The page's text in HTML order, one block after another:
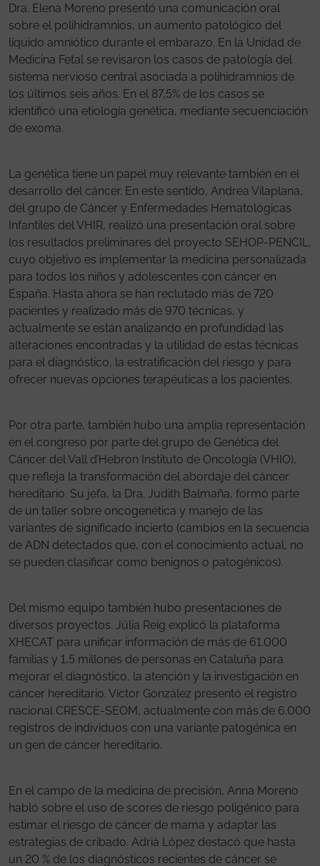
Dra. Elena Moreno presentó una comunicación oral
sobre el polihidramnios, un aumento patológico del
líquido amniótico durante el embarazo. En la Unidad de
Medicina Fetal se revisaron los casos de patología del
sistema nervioso central asociada a polihidramnios de
los últimos seis años. En el 87,5% de los casos se
identificó una etiología genética, mediante secuenciación
de exoma.
La genética tiene un papel muy relevante también en el
desarrollo del cáncer. En este sentido, Andrea Vilaplana,
del grupo de Cáncer y Enfermedades Hematológicas
Infantiles del VHIR, realizó una presentación oral sobre
los resultados preliminares del proyecto SEHOP-PENCIL,
cuyo objetivo es implementar la medicina personalizada
para todos los niños y adolescentes con cáncer en
España. Hasta ahora se han reclutado más de 720
pacientes y realizado más de 970 técnicas, y
actualmente se están analizando en profundidad las
alteraciones encontradas y la utilidad de estas técnicas
para el diagnóstico, la estratificación del riesgo y para
ofrecer nuevas opciones terapéuticas a los pacientes.
Por otra parte, también hubo una amplia representación
en el congreso por parte del grupo de Genética del
Cáncer del Vall d’Hebron Instituto de Oncología (VHIO),
que refleja la transformación del abordaje del cáncer
hereditario. Su jefa, la Dra. Judith Balmaña, formó parte
de un taller sobre oncogenética y manejo de las
variantes de significado incierto (cambios en la secuencia
de ADN detectados que, con el conocimiento actual, no
se pueden clasificar como benignos o patogénicos).
Del mismo equipo también hubo presentaciones de
diversos proyectos. Júlia Reig explicó la plataforma
XHECAT para unificar información de más de 61.000
familias y 1,5 millones de personas en Cataluña para
mejorar el diagnóstico, la atención y la investigación en
cáncer hereditario. Víctor González presentó el registro
nacional CRESCE-SEOM, actualmente con más de 6.000
registros de individuos con una variante patogénica en
un gen de cáncer hereditario.
En el campo de la medicina de precisión, Anna Moreno
habló sobre el uso de scores de riesgo poligénico para
estimar el riesgo de cáncer de mama y adaptar las
estrategias de cribado. Adrià López destacó que hasta
un 20 % de los diagnósticos recientes de cáncer se